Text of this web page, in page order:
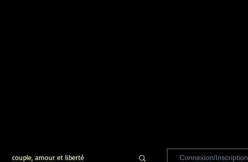
couple, amour et liberté Connexion/Inscription